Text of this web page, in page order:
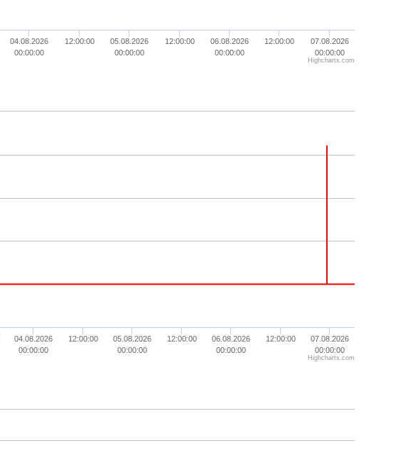
04.08.2026
00:00:00
12:00:00
05.08.2026
00:00:00
12:00:00
06.08.2026
00:00:00
12:00:00
07.08.2026
00:00:00
Highcharts.com
04.08.2026
00:00:00
12:00:00
05.08.2026
00:00:00
12:00:00
06.08.2026
00:00:00
12:00:00
07.08.2026
00:00:00
Highcharts.com